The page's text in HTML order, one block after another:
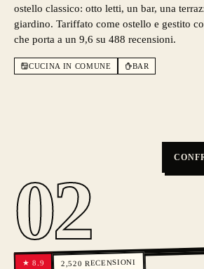
ostello classico: otto letti, un bar, una
giardino. Tariffato come ostello e gestito
che porta a un 9,6 su 488 recensioni.
CUCINA IN COMUNE
BAR
02
★8.9 2,520 RECENSIONI